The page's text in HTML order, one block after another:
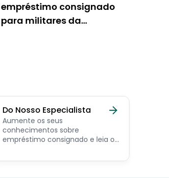
empréstimo consignado
para militares da
Do Nosso Especialista
Aumente os seus
conhecimentos sobre
empréstimo consignado e leia os
economista especialista no